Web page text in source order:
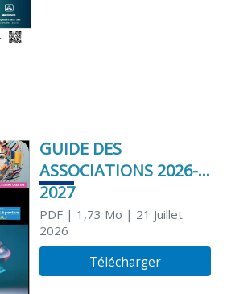
GUIDE DES
ASSOCIATIONS 2026-
2027
PDF| 1,73 Mo | 21 Juillet
2026
Télécharger